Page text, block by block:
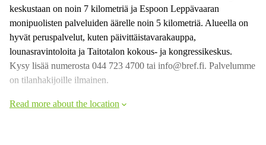
keskustaan on noin 7 kilometriä ja Espoon Leppävaaran
monipuolisten palveluiden äärelle noin 5 kilometriä. Alueella on
hyvät peruspalvelut, kuten päivittäistavarakauppa,
lounasravintoloita ja Taitotalon kokous- ja kongressikeskus.
Kysy lisää numerosta 044 723 4700 tai info@bref.fi. Palvelumme
on tilanhakijoille ilmainen.
Read more about the location